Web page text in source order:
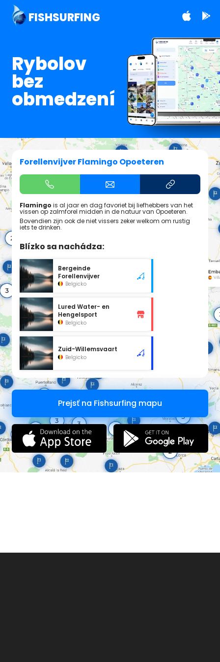
FISHSURFING
Rybolov
bez
obmedzení
Forellenvijver Flamingo Opoeteren
Flamingo is al jaar en dag favoriet bij liefhebbers van het
vissen op zalmforel midden in de natuur van Opoeteren.
Bovendien zijn ook de niet vissers zeker welkom om rustig
iets te drinken.
Blízko sa nachádza:
Bergeinde
Forellenvijver
Belgicko
Lured Water- en
Hengelsport
Belgicko
Zuid-Willemsvaart
Belgicko
Prejsť na Fishsurfing mapu